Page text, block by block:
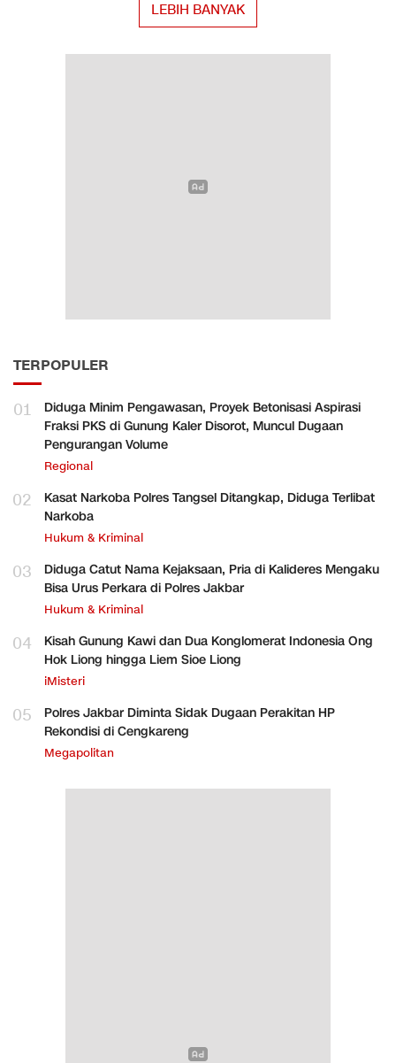
LEBIH BANYAK
TERPOPULER
01
Diduga Minim Pengawasan, Proyek Betonisasi Aspirasi
Fraksi PKS di Gunung Kaler Disorot, Muncul Dugaan
Pengurangan Volume
Regional
02
Kasat Narkoba Polres Tangsel Ditangkap, Diduga Terlibat
Narkoba
Hukum & Kriminal
03
Diduga Catut Nama Kejaksaan, Pria di Kalideres Mengaku
Bisa Urus Perkara di Polres Jakbar
Hukum & Kriminal
04
Kisah Gunung Kawi dan Dua Konglomerat Indonesia Ong
Hok Liong hingga Liem Sioe Liong
iMisteri
05
Polres Jakbar Diminta Sidak Dugaan Perakitan HP
Rekondisi di Cengkareng
Megapolitan